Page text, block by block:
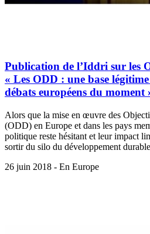
Publication de l’Iddri sur les
« Les ODD : une base
débats européens du moment
Alors que la mise en œuvre des
(ODD) en Europe et dans les pays
politique reste hésitant et leur impact
sortir du silo du développement
26 juin 2018 - En Europe